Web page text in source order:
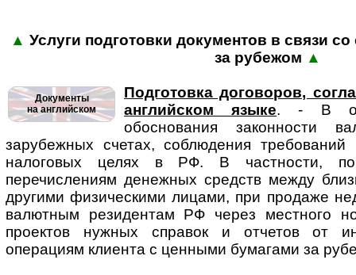
▲ Услуги подготовки доку­мен­тов в связи
за ру­бежом ▲
Документы
на английском
Подготовка договоров,
английском языке. - В
обоснования законности
зарубежных счетах, соблюдения
налоговых целях в РФ. В частности,
перечислениям денежных средств между
другими физическими лицами, при продаже
валютным резидентам РФ через местного
проектов нужных справок и отчетов от
операциям клиента с ценными бумагами за